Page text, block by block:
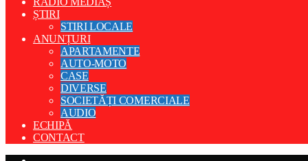
ȘTIRI
STIRI LOCALE
ANUNȚURI
APARTAMENTE
AUTO-MOTO
CASE
DIVERSE
SOCIETĂȚI COMERCIALE
AUDIO
ECHIPĂ
CONTACT